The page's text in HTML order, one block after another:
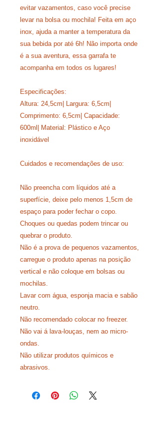
evitar vazamentos, caso você precise
levar na bolsa ou mochila! Feita em aço
inox, ajuda a manter a temperatura da
sua bebida por até 6h! Não importa onde
é a sua aventura, essa garrafa te
acompanha em todos os lugares!
Especificações:
Altura: 24,5cm| Largura: 6,5cm|
Comprimento: 6,5cm| Capacidade:
600ml| Material: Plástico e Aço
inoxidável
Cuidados e recomendações de uso:
Não preencha com líquidos até a
superfície, deixe pelo menos 1,5cm de
espaço para poder fechar o copo.
Choques ou quedas podem trincar ou
quebrar o produto.
Não é a prova de pequenos vazamentos,
carregue o produto apenas na posição
vertical e não coloque em bolsas ou
mochilas.
Lavar com água, esponja macia e sabão
neutro.
Não recomendado colocar no freezer.
Não vai á lava-louças, nem ao micro-
ondas.
Não utilizar produtos químicos e
abrasivos.